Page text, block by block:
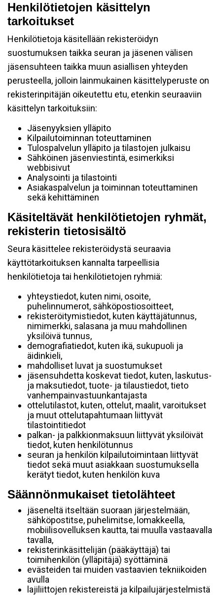
Henkilötietojen käsittelyn
tarkoitukset
Henkilötietoja käsitellään rekisteröidyn
suostumuksen taikka seuran ja jäsenen välisen
jäsensuhteen taikka muun asiallisen yhteyden
perusteella, jolloin lainmukainen käsittelyperuste on
rekisterinpitäjän oikeutettu etu, etenkin seuraaviin
käsittelyn tarkoituksiin:
Jäsenyyksien ylläpito
Kilpailutoiminnan toteuttaminen
Tulospalvelun ylläpito ja tilastojen julkaisu
Sähköinen jäsenviestintä, esimerkiksi
webbisivut
Analysointi ja tilastointi
Asiakaspalvelun ja toiminnan toteuttaminen
sekä kehittäminen
Käsiteltävät henkilötietojen ryhmät,
rekisterin tietosisältö
Seura käsittelee rekisteröidystä seuraavia
käyttötarkoituksen kannalta tarpeellisia
henkilötietoja tai henkilötietojen ryhmiä:
yhteystiedot, kuten nimi, osoite,
puhelinnumerot, sähköpostiosoitteet,
rekisteröitymistiedot, kuten käyttäjätunnus,
nimimerkki, salasana ja muu mahdollinen
yksilöivä tunnus,
demografiatiedot, kuten ikä, sukupuoli ja
äidinkieli,
mahdolliset luvat ja suostumukset
jäsensuhdetta koskevat tiedot, kuten, laskutus-
ja maksutiedot, tuote- ja tilaustiedot, tieto
vanhempainvastuunkantajasta
ottelutilastot, kuten, ottelut, maalit, varoitukset
ja muut ottelutapahtumaan liittyvät
tilastointitiedot
palkan- ja palkkionmaksuun liittyvät yksilöivät
tiedot, kuten henkilötunnus
seuran ja henkilön kilpailutoimintaan liittyvät
tiedot sekä muut asiakkaan suostumuksella
kerätyt tiedot, kuten henkilön kuva
Säännönmukaiset tietolähteet
jäseneltä itseltään suoraan järjestelmään,
sähköpostitse, puhelimitse, lomakkeella,
mobiilisovelluksen kautta, tai muulla vastaavalla
tavalla,
rekisterinkäsittelijän (pääkäyttäjä) tai
toimihenkilön (ylläpitäjä) syöttäminä
evästeiden tai muiden vastaavien tekniikoiden
avulla
lajiliittojen rekistereistä ja kilpailujärjestelmistä